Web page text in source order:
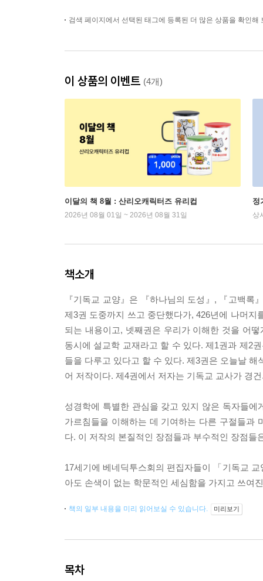
검색 페이지에서 선택된 태그에 등록된 더 많은 상품을 확인해
이 상품의 이벤트 (4개)
이달의 책 8월 : 산리오캐릭터즈 유리컵
2026년 08월 01일 ~ 2026년 08월 31일
정
상
책소개
『기독교 교양』은 『하나님의 도성』, 『고백
제3권 도중까지 쓰고 중단했다가, 426년에 나머
되는 내용이고, 넷째권은 우리가 이해한 것을 어
동시에 설교학 교재라고 할 수 있다. 제1권과 제2
들을 다루고 있다고 할 수 있다. 제3권은 오늘날
어 저작이다. 제4권에서 저자는 기독교 교사가 경
성경학에 특별한 관심을 갖고 있지 않은 독자들
가르침들을 이해하는 데 기여하는 다른 구절들과
다. 이 저작의 본질적인 장점들과 부수적인 장점
17세기에 베네딕투스회의 편집자들이 「기독교
아도 손색이 없는 학문적인 세심함을 가지고 쓰여
책의 일부 내용을 미리 읽어보실 수 있습니다. 미리보기
목차